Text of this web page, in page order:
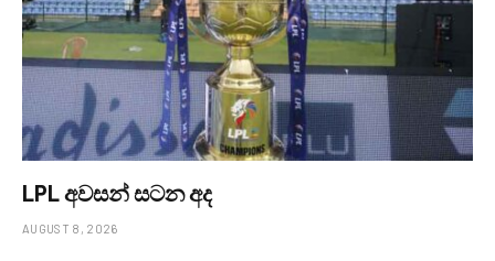
LPL අවසන් සටන අද
AUGUST 8, 2026